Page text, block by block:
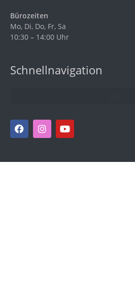
Bürozeiten
Mo, Di, Do, Fr, Sa
10:30 – 14:00 Uhr
Schnellnavigation